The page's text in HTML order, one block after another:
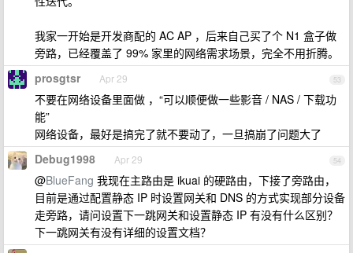
我家一开始是开发商配的 AC AP ，后来自己买了个 N1 盒子做
旁路，已经覆盖了 99% 家里的网络需求场景，完全不用折腾。
53
prosgtsr Apr 29
不要在网络设备里面做 ，“可以顺便做一些影音 / NAS / 下载功
能”
网络设备，最好是搞完了就不要动了，一旦搞崩了问题大了
54
Debug1998 Apr 29
@BlueFang 我现在主路由是 ikuai 的硬路由，下接了旁路由，
目前是通过配置静态 IP 时设置网关和 DNS 的方式实现部分设备
走旁路，请问设置下一跳网关和设置静态 IP 有没有什么区别？
下一跳网关有没有详细的设置文档？